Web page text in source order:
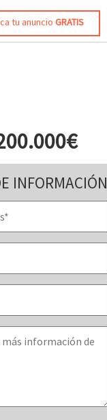
tu anuncio GRATIS
INFORMACIÓN